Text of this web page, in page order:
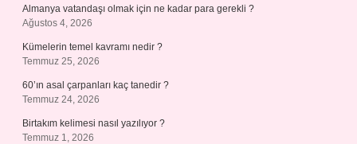
Almanya vatandaşı olmak için ne kadar para gerekli ?
Ağustos 4, 2026
Kümelerin temel kavramı nedir ?
Temmuz 25, 2026
60’ın asal çarpanları kaç tanedir ?
Temmuz 24, 2026
Birtakım kelimesi nasıl yazılıyor ?
Temmuz 1, 2026